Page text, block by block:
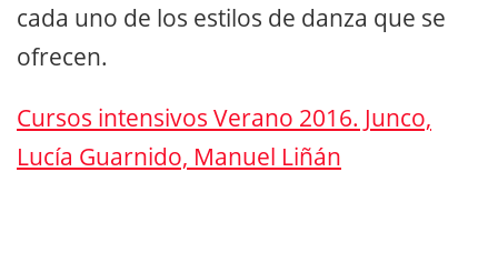
cada uno de los estilos de danza que se
ofrecen.
Cursos intensivos Verano 2016. Junco,
Lucía Guarnido, Manuel Liñán